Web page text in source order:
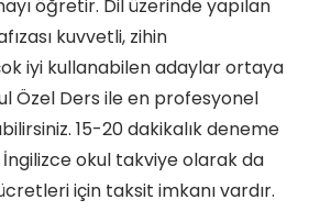
öğretir. Dil üzerinde yapılan
kuvvetli, zihin
iyi kullanabilen adaylar ortaya
Özel Ders ile en profesyonel
15-20 dakikalık deneme
okul takviye olarak da
için taksit imkanı vardır.